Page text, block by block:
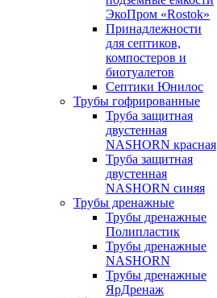
ЭкоПром «Rostok»
Принадлежности
для септиков,
компостеров и
биотуалетов
Септики Юнилос
Трубы гофрированные
Труба защитная
двустенная
NASHORN красная
Труба защитная
двустенная
NASHORN синяя
Трубы дренажные
Трубы дренажные
Полипластик
Трубы дренажные
NASHORN
Трубы дренажные
ЯрДренаж